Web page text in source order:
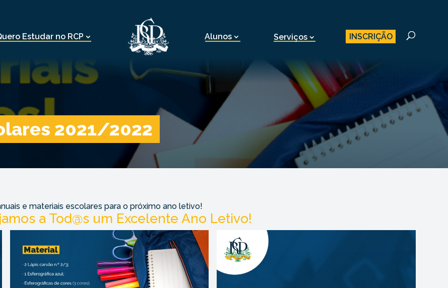
Estudar no RCP Alunos Serviços INSCRIÇÃO
2021/2022
e materiais escolares para o próximo ano letivo!
a Tod@s um Excelente Ano Letivo!